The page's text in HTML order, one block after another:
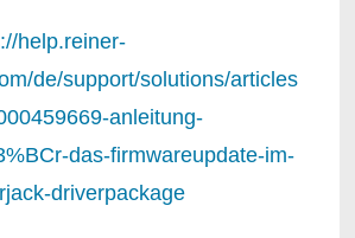
help.reiner-
de/support/solutions/articles
anleitung-
das-firmwareupdate-im-
driverpackage